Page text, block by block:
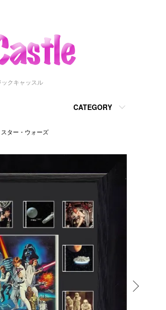
クキャッスル
CATEGORY
スター・ウォーズ